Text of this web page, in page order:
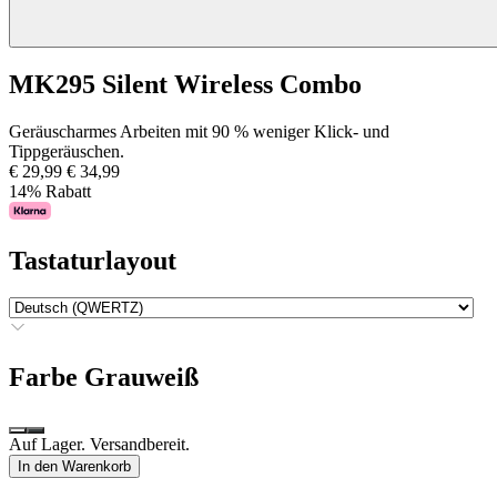
MK295 Silent Wireless Combo
Geräuscharmes Arbeiten mit 90 % weniger Klick- und
Tippgeräuschen.
€ 29,99 € 34,99
14% Rabatt
Tastaturlayout
Farbe Grauweiß
Auf Lager. Versandbereit.
In den Warenkorb